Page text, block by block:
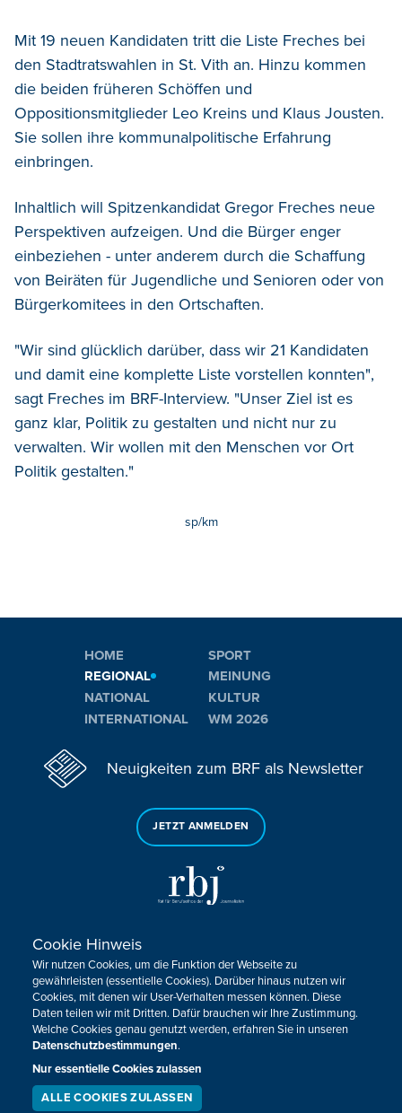
Mit 19 neuen Kandidaten tritt die Liste Freches bei
den Stadtratswahlen in St. Vith an. Hinzu kommen
die beiden früheren Schöffen und
Oppositionsmitglieder Leo Kreins und Klaus Jousten.
Sie sollen ihre kommunalpolitische Erfahrung
einbringen.
Inhaltlich will Spitzenkandidat Gregor Freches neue
Perspektiven aufzeigen. Und die Bürger enger
einbeziehen - unter anderem durch die Schaffung
von Beiräten für Jugendliche und Senioren oder von
Bürgerkomitees in den Ortschaften.
"Wir sind glücklich darüber, dass wir 21 Kandidaten
und damit eine komplette Liste vorstellen konnten",
sagt Freches im BRF-Interview. "Unser Ziel ist es
ganz klar, Politik zu gestalten und nicht nur zu
verwalten. Wir wollen mit den Menschen vor Ort
Politik gestalten."
sp/km
HOME
REGIONAL
NATIONAL
INTERNATIONAL
SPORT
MEINUNG
KULTUR
WM 2026
Neuigkeiten zum BRF als Newsletter
JETZT ANMELDEN
Sie haben noch Fragen oder Anmerkungen?
KONTAKTIEREN SIE UNS!
Impressum Datenschutz Kontakt
Barrierefreiheit
Cookie-Zustimmung anpassen
Design, Konzept & Programmierung:
Cookie Hinweis
Wir nutzen Cookies, um die Funktion der Webseite zu
gewährleisten (essentielle Cookies). Darüber hinaus nutzen wir
Cookies, mit denen wir User-Verhalten messen können. Diese
Daten teilen wir mit Dritten. Dafür brauchen wir Ihre Zustimmung.
Welche Cookies genau genutzt werden, erfahren Sie in unseren
Datenschutzbestimmungen.
Nur essentielle Cookies zulassen
ALLE COOKIES ZULASSEN
LIVESTREAM